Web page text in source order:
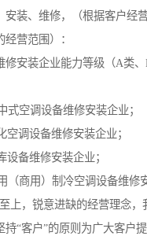
安装、维修，（根据客户经
营范围）：
修安装企业能力等级（A类
式空调设备维修安装企业；
空调设备维修安装企业；
设备维修安装企业；
（商用）制冷空调设备维修
上，锐意进缺的经营理念，
持“客户”的原则为广大客户